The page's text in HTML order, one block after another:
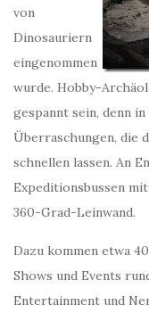
von
Dinosauriern
eingenommen
wurde. Hobby-
gespannt sein, denn
Überraschungen, die
schnellen lassen. An
Expeditionsbussen
360-Grad-Leinwand.
Dazu kommen etwa
Shows und Events
Entertainment und